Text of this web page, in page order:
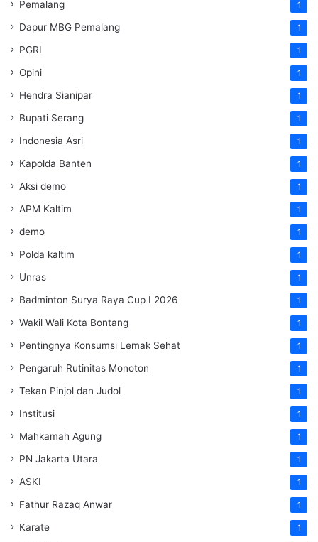
Pemalang 1
Dapur MBG Pemalang 1
PGRI 1
Opini 1
Hendra Sianipar 1
Bupati Serang 1
Indonesia Asri 1
Kapolda Banten 1
Aksi demo 1
APM Kaltim 1
demo 1
Polda kaltim 1
Unras 1
Badminton Surya Raya Cup I 2026 1
Wakil Wali Kota Bontang 1
Pentingnya Konsumsi Lemak Sehat 1
Pengaruh Rutinitas Monoton 1
Tekan Pinjol dan Judol 1
Institusi 1
Mahkamah Agung 1
PN Jakarta Utara 1
ASKI 1
Fathur Razaq Anwar 1
Karate 1